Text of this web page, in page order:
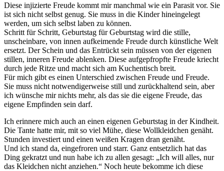
Diese injizierte Freude kommt mir manchmal wie ein Parasit vor. Sie
ist sich nicht selbst genug. Sie muss in die Kinder hineingelegt
werden, um sich selbst laben zu können.
Schritt für Schritt, Geburtstag für Geburtstag wird die stille,
unscheinbare, von innen aufkeimende Freude durch künstliche Welt
ersetzt. Der Schein und das Entrückt sein müssen von der eigenen
stillen, inneren Freude ablenken. Diese aufgepfropfte Freude kriecht
durch jede Ritze und macht sich am Kuchentisch breit.
Für mich gibt es einen Unterschied zwischen Freude und Freude.
Sie muss nicht notwendigerweise still und zurückhaltend sein, aber
ich wünsche mir nichts mehr, als das sie die eigene Freude, das
eigene Empfinden sein darf.
Ich erinnere mich auch an einen eigenen Geburtstag in der Kindheit.
Die Tante hatte mir, mit so viel Mühe, diese Wollkleidchen genäht.
Stunden investiert und einen weißen Kragen dran genäht.
Und ich stand da, eingefroren und starr. Ganz entsetzlich hat das
Ding gekratzt und nun habe ich zu allen gesagt: „Ich will alles, nur
das Kleidchen nicht anziehen.“ Noch heute bekomme ich diese